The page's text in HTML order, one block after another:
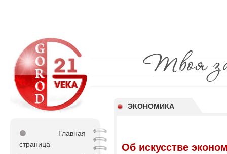
ЭКОНОМИКА
⚫
Главная
страница
Об искусстве